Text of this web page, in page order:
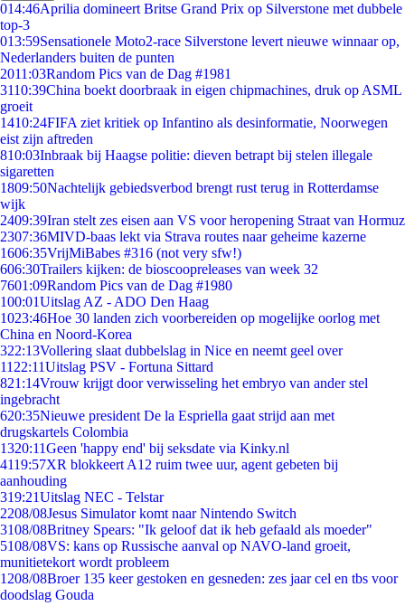
014:46Aprilia domineert Britse Grand Prix op Silverstone met dubbele
top-3
013:59Sensationele Moto2-race Silverstone levert nieuwe winnaar op,
Nederlanders buiten de punten
2011:03Random Pics van de Dag #1981
3110:39China boekt doorbraak in eigen chipmachines, druk op ASML
groeit
1410:24FIFA ziet kritiek op Infantino als desinformatie, Noorwegen
eist zijn aftreden
810:03Inbraak bij Haagse politie: dieven betrapt bij stelen illegale
sigaretten
1809:50Nachtelijk gebiedsverbod brengt rust terug in Rotterdamse
wijk
2409:39Iran stelt zes eisen aan VS voor heropening Straat van Hormuz
2307:36MIVD-baas lekt via Strava routes naar geheime kazerne
1606:35VrijMiBabes #316 (not very sfw!)
606:30Trailers kijken: de bioscoopreleases van week 32
7601:09Random Pics van de Dag #1980
100:01Uitslag AZ - ADO Den Haag
1023:46Hoe 30 landen zich voorbereiden op mogelijke oorlog met
China en Noord-Korea
322:13Vollering slaat dubbelslag in Nice en neemt geel over
11 22:11Uitslag PSV - Fortuna Sittard
821:14Vrouw krijgt door verwisseling het embryo van ander stel
ingebracht
620:35Nieuwe president De la Espriella gaat strijd aan met
drugskartels Colombia
1320:11Geen 'happy end' bij seksdate via Kinky.nl
4119:57XR blokkeert A12 ruim twee uur, agent gebeten bij
aanhouding
319:21Uitslag NEC - Telstar
2208/08Jesus Simulator komt naar Nintendo Switch
3108/08Britney Spears: "Ik geloof dat ik heb gefaald als moeder"
5108/08VS: kans op Russische aanval op NAVO-land groeit,
munitietekort wordt probleem
1208/08Broer 135 keer gestoken en gesneden: zes jaar cel en tbs voor
doodslag Gouda